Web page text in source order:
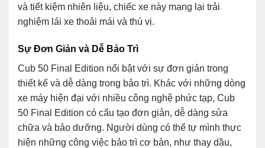
và tiết kiệm nhiên liệu, chiếc xe này mang lại trải
nghiệm lái xe thoải mái và thú vị.
Sự Đơn Giản và Dễ Bảo Trì
Cub 50 Final Edition nổi bật với sự đơn giản trong
thiết kế và dễ dàng trong bảo trì. Khác với những dòng
xe máy hiện đại với nhiều công nghệ phức tạp, Cub
50 Final Edition có cấu tạo đơn giản, dễ dàng sửa
chữa và bảo dưỡng. Người dùng có thể tự mình thực
hiện những công việc bảo trì cơ bản, như thay dầu,